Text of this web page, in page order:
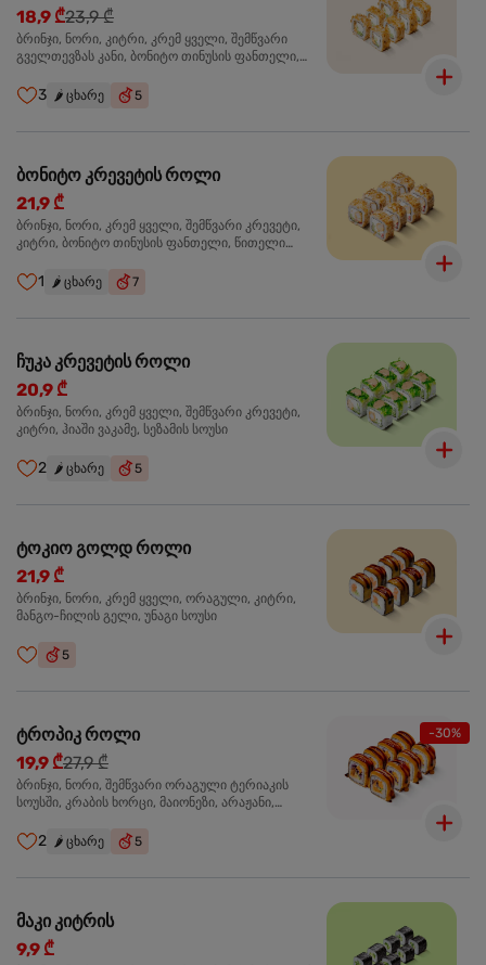
18,9 ₾23,9 ₾
ბრინჯი, ნორი, კიტრი, კრემ ყველი, შემწვარი
გველთევზას კანი, ბონიტო თინუსის ფანთელი,
3 🌶️ ცხარე 5
ბონიტო კრევეტის როლი
21,9 ₾
ბრინჯი, ნორი, კრემ ყველი, შემწვარი კრევეტი,
კიტრი, ბონიტო თინუსის ფანთელი, წითელი
1 🌶️ ცხარე 7
ჩუკა კრევეტის როლი
20,9 ₾
ბრინჯი, ნორი, კრემ ყველი, შემწვარი კრევეტი,
კიტრი, ჰიაში ვაკამე, სეზამის სოუსი
2 🌶️ ცხარე 5
ტოკიო გოლდ როლი
21,9 ₾
ბრინჯი, ნორი, კრემ ყველი, ორაგული, კიტრი,
მანგო-ჩილის გელი, უნაგი სოუსი
5
-30%
ტროპიკ როლი
19,9 ₾27,9 ₾
ბრინჯი, ნორი, შემწვარი ორაგული ტერიაკის
სოუსში, კრაბის ხორცი, მაიონეზი, არაჟანი,
სოუსი, მანგო-ჩილის გელი
2 🌶️ ცხარე 5
მაკი კიტრის
9,9 ₾